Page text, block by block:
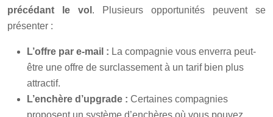
précédant le vol . Plusieurs opportunités peuvent se
présenter :
L’offre par e-mail : La compagnie vous enverra peut-
être une offre de surclassement à un tarif bien plus
attractif.
L’enchère d’upgrade : Certaines compagnies
proposent un système d’enchères où vous pouvez